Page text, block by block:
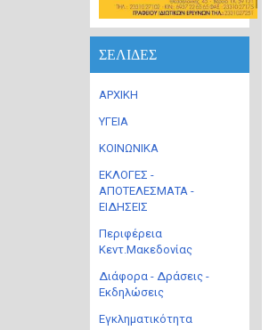
ΣΕΛΙΔΕΣ
ΑΡΧΙΚΗ
ΥΓΕΙΑ
ΚΟΙΝΩΝΙΚΑ
ΕΚΛΟΓΕΣ -
ΑΠΟΤΕΛΕΣΜΑΤΑ -
ΕΙΔΗΣΕΙΣ
Περιφέρεια
Κεντ.Μακεδονίας
Διάφορα - Δράσεις -
Εκδηλώσεις
Εγκληματικότητα